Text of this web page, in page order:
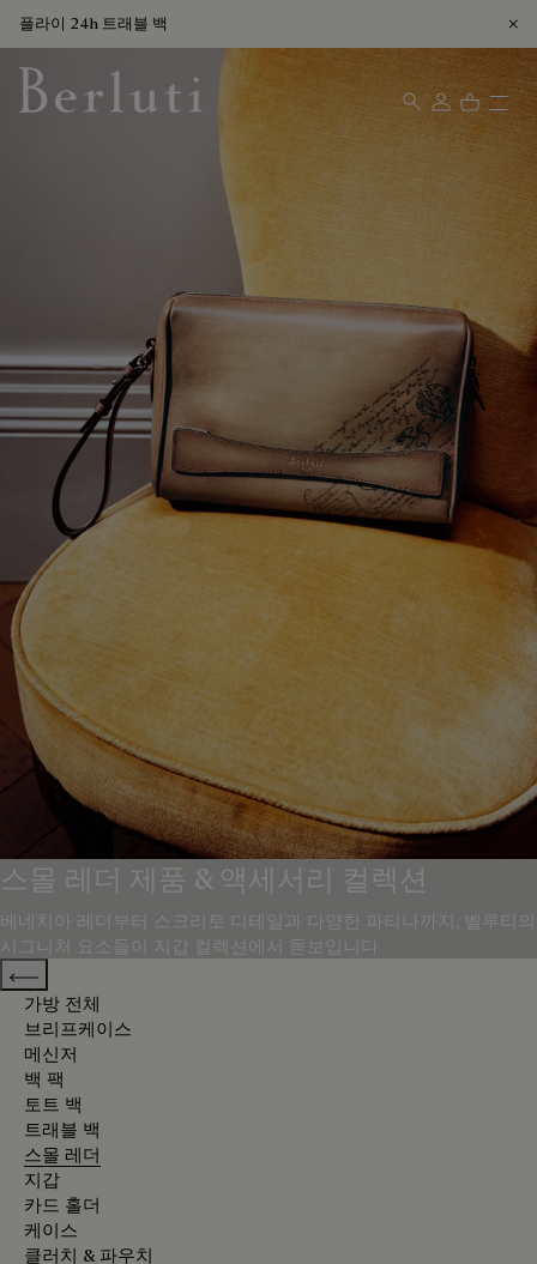
플라이 24h 트래블 백
스몰 레더 제품 & 액세서리 컬렉션
베네치아 레더부터 스크리토 디테일과 다양한 파티나까지, 벨루티의
시그니처 요소들이 지갑 컬렉션에서 돋보입니다
Previous categories
가방 전체
브리프케이스
메신저
백 팩
토트 백
트래블 백
스몰 레더
지갑
카드 홀더
케이스
클러치 & 파우치